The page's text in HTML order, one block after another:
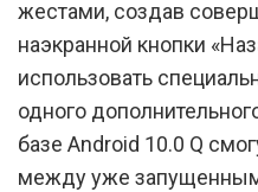
жестами, создав
наэкранной кнопки
использовать
одного
базе Android 10.0 Q
между уже